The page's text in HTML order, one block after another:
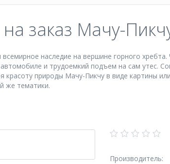
заказ Мачу-
наследие на вершине горного
и трудоемкий подъем на сам утес.
природы Мачу-Пикчу в виде картины
же тематики.
Производитель: